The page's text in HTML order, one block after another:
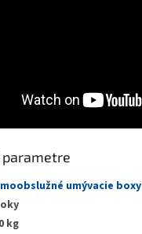
parametre
umývacie boxy
kg